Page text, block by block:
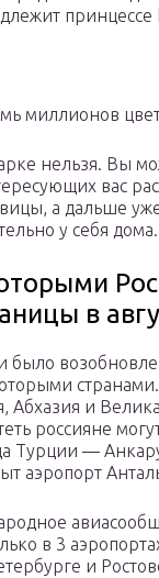
принцессе
миллионов
нельзя. Вы
вас
а дальше
у себя дома.
в
было
Абхазия и
россияне
Турции —
аэропорт
в 3
и